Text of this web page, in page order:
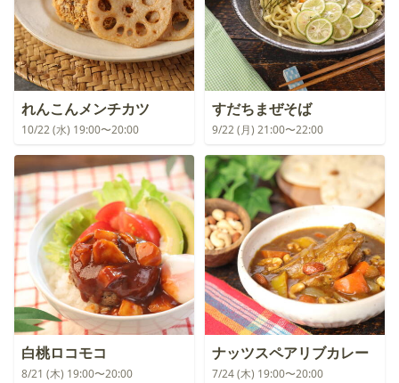
れんこんメンチカツ
10/22 (水) 19:00〜20:00
すだちまぜそば
9/22 (月) 21:00〜22:00
白桃ロコモコ
8/21 (木) 19:00〜20:00
ナッツスペアリブカレー
7/24 (木) 19:00〜20:00